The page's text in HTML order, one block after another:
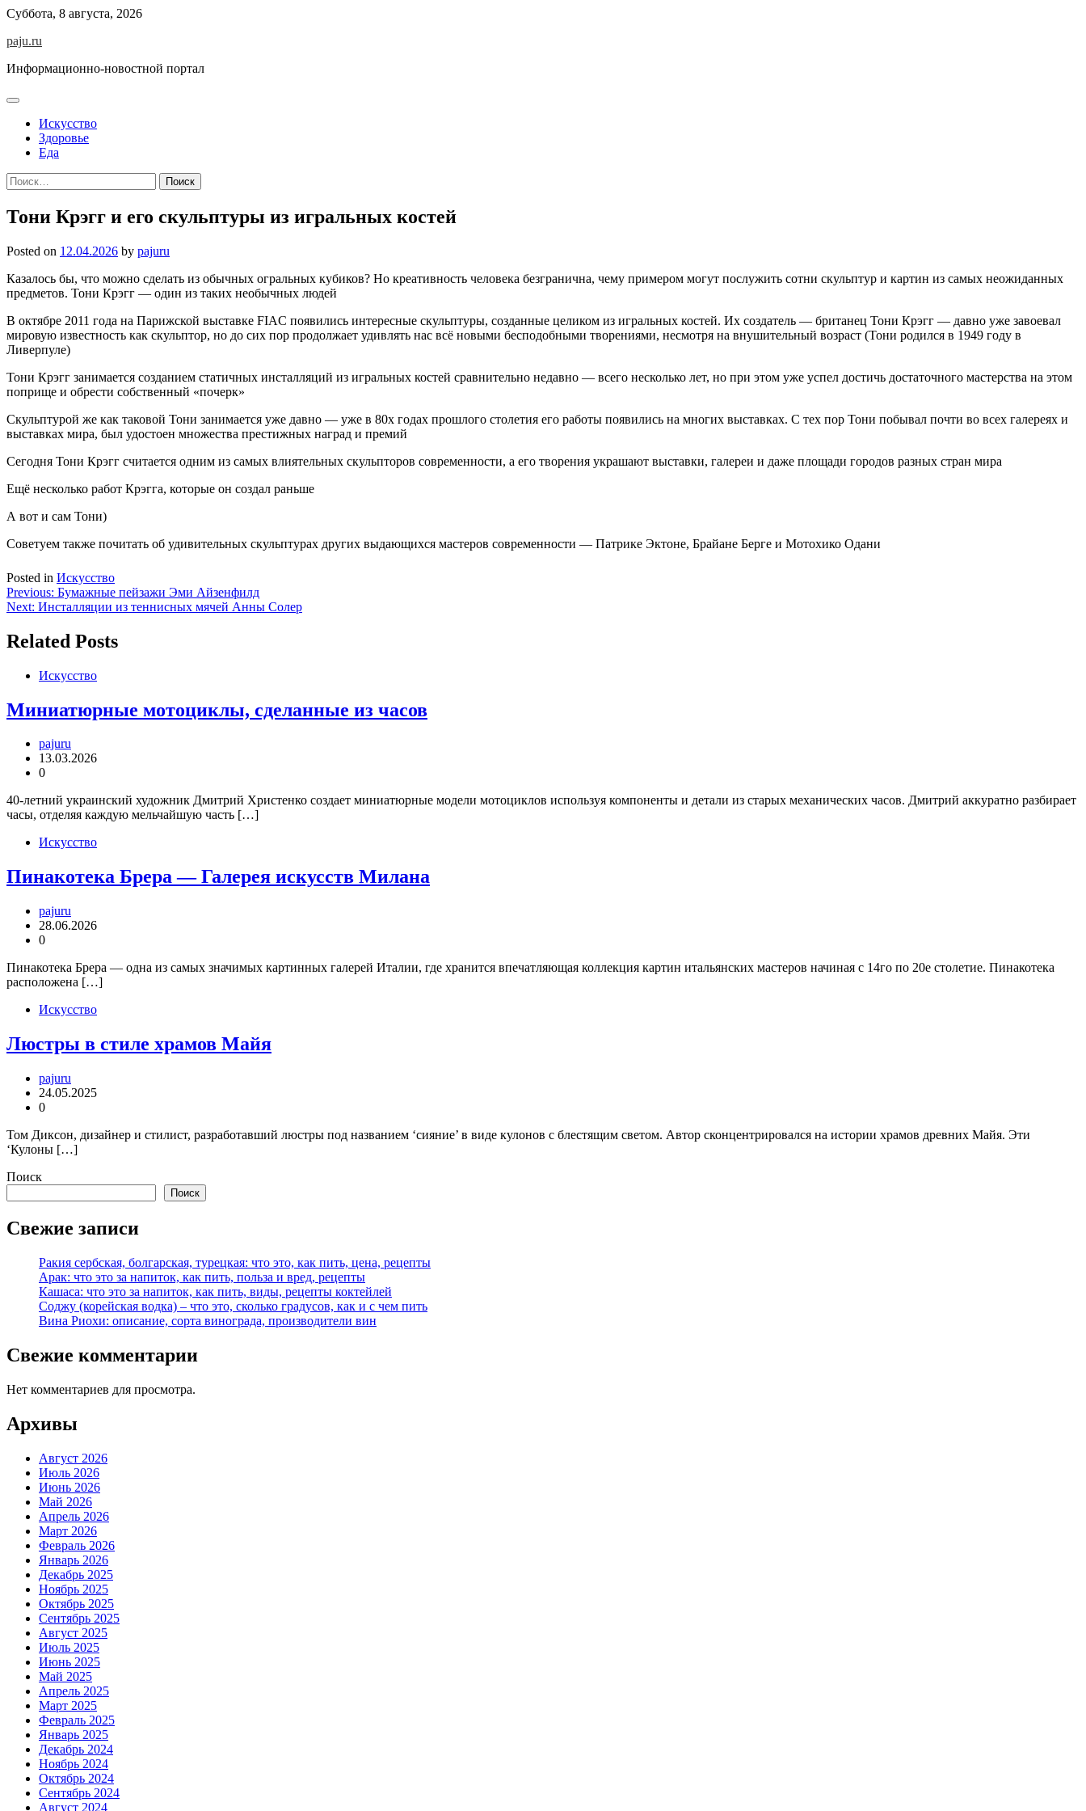
Skip
content
Суббота, 8 августа, 2026
paju.ru
Информационно-новостной портал
Искусство
Здоровье
Еда
Найти:
Тони Крэгг и его скульптуры из игральных костей
Posted on 12.04.2026 by pajuru
Казалось бы, что можно сделать из обычных огральных кубиков? Но креативность человека безгранична, чему примером могут послужить сотни скульптур и картин из самых неожиданных
предметов. Тони Крэгг — один из таких необычных людей
В октябре 2011 года на Парижской выставке FIAC появились интересные скульптуры, созданные целиком из игральных костей. Их создатель — британец Тони Крэгг — давно уже завоевал
мировую известность как скульптор, но до сих пор продолжает удивлять нас всё новыми бесподобными творениями, несмотря на внушительный возраст (Тони родился в 1949 году в
Ливерпуле)
Тони Крэгг занимается созданием статичных инсталляций из игральных костей сравнительно недавно — всего несколько лет, но при этом уже успел достичь достаточного мастерства на этом
поприще и обрести собственный «почерк»
Скульптурой же как таковой Тони занимается уже давно — уже в 80х годах прошлого столетия его работы появились на многих выставках. С тех пор Тони побывал почти во всех галереях и
выставках мира, был удостоен множества престижных наград и премий
Сегодня Тони Крэгг считается одним из самых влиятельных скульпторов современности, а его творения украшают выставки, галереи и даже площади городов разных стран мира
Ещё несколько работ Крэгга, которые он создал раньше
А вот и сам Тони)
Советуем также почитать об удивительных скульптурах других выдающихся мастеров современности — Патрике Эктоне, Брайане Берге и Мотохико Одани
Posted in Искусство
Навигация
по
записям
Previous: Бумажные пейзажи Эми Айзенфилд
Next: Инсталляции из теннисных мячей Анны Солер
Related Posts
Искусство
Миниатюрные мотоциклы, сделанные из часов
pajuru
13.03.2026
0
40-летний украинский художник Дмитрий Христенко создает миниатюрные модели мотоциклов используя компоненты и детали из старых механических часов. Дмитрий аккуратно разбирает
часы, отделяя каждую мельчайшую часть […]
Искусство
Пинакотека Брера — Галерея искусств Милана
pajuru
28.06.2026
0
Пинакотека Брера — одна из самых значимых картинных галерей Италии, где хранится впечатляющая коллекция картин итальянских мастеров начиная с 14го по 20е столетие. Пинакотека
расположена […]
Искусство
Люстры в стиле храмов Майя
pajuru
24.05.2025
0
Том Диксон, дизайнер и стилист, разработавший люстры под названием ‘сияние’ в виде кулонов с блестящим светом. Автор сконцентрировался на истории храмов древних Майя. Эти
‘Кулоны […]
Поиск
Поиск
Свежие записи
Ракия сербская, болгарская, турецкая: что это, как пить, цена, рецепты
Арак: что это за напиток, как пить, польза и вред, рецепты
Кашаса: что это за напиток, как пить, виды, рецепты коктейлей
Соджу (корейская водка) – что это, сколько градусов, как и с чем пить
Вина Риохи: описание, сорта винограда, производители вин
Свежие комментарии
Нет комментариев для просмотра.
Архивы
Август 2026
Июль 2026
Июнь 2026
Май 2026
Апрель 2026
Март 2026
Февраль 2026
Январь 2026
Декабрь 2025
Ноябрь 2025
Октябрь 2025
Сентябрь 2025
Август 2025
Июль 2025
Июнь 2025
Май 2025
Апрель 2025
Март 2025
Февраль 2025
Январь 2025
Декабрь 2024
Ноябрь 2024
Октябрь 2024
Сентябрь 2024
Август 2024